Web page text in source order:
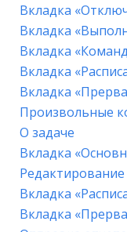
Вкладка
Вкладка
Вкладка
Вкладка
Вкладка
Произвольные
О задаче
Вкладка
Вкладка
Вкладка